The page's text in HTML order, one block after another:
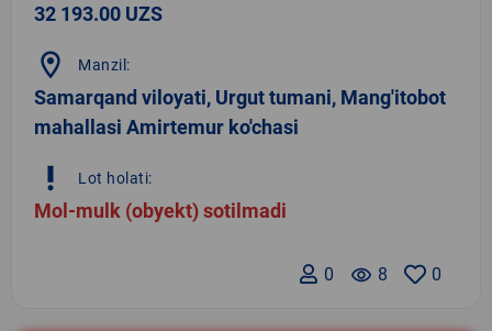
32 193.00 UZS
location_on Manzil:
Samarqand viloyati, Urgut tumani, Mang'itobot
mahallasi Amirtemur ko'chasi
priority_high Lot holati:
Mol-mulk (obyekt) sotilmadi
0
remove_red_eye 8
0